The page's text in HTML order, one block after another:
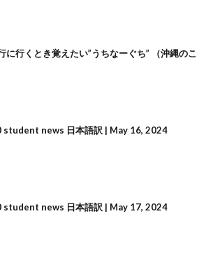
に行くとき覚えたい”うちなーぐち” （沖縄のこ
student news 日本語訳 | May 16, 2024
student news 日本語訳 | May 17, 2024